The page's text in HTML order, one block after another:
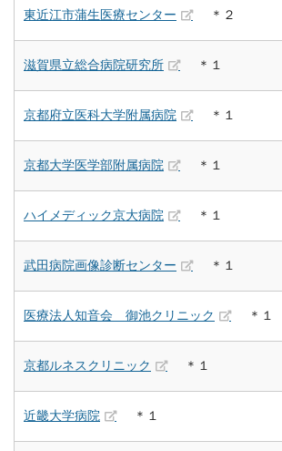
東近江市蒲生医療センター ＊２
滋賀県立総合病院研究所 ＊１
京都府立医科大学附属病院 ＊１
京都大学医学部附属病院 ＊１
ハイメディック京大病院 ＊１
武田病院画像診断センター ＊１
医療法人知音会 御池クリニック ＊１
京都ルネスクリニック ＊１
近畿大学病院 ＊１